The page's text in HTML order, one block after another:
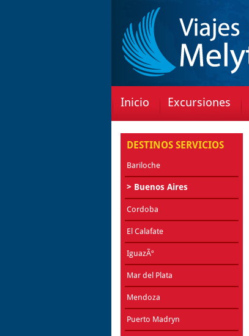
Inicio Excursiones
DESTINOS SERVICIOS
Bariloche
> Buenos Aires
Cordoba
El Calafate
IguazÃº
Mar del Plata
Mendoza
Puerto Madryn